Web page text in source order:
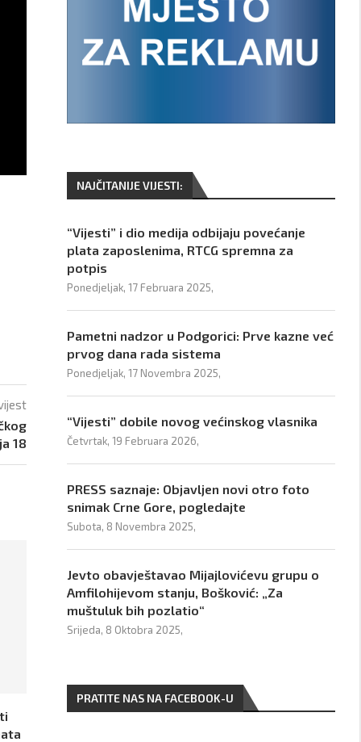
18
NAJČITANIJE VIJESTI:
“Vijesti” i dio medija odbijaju povećanje
plata zaposlenima, RTCG spremna za
potpis
Ponedjeljak, 17 Februara 2025,
Pametni nadzor u Podgorici: Prve kazne već
prvog dana rada sistema
Ponedjeljak, 17 Novembra 2025,
“Vijesti” dobile novog većinskog vlasnika
Četvrtak, 19 Februara 2026,
PRESS saznaje: Objavljen novi otro foto
snimak Crne Gore, pogledajte
Subota, 8 Novembra 2025,
Jevto obavještavao Mijajlovićevu grupu o
Amfilohijevom stanju, Bošković: „Za
muštuluk bih pozlatio“
Srijeda, 8 Oktobra 2025,
PRATITE NAS NA FACEBOOK-U